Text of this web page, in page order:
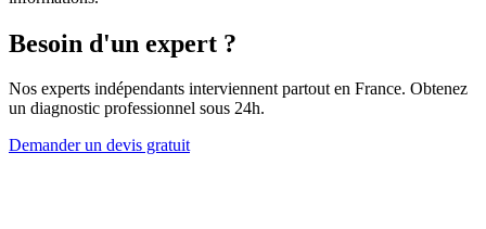
Besoin d'un expert ?
Nos experts indépendants interviennent partout en France. Obtenez
un diagnostic professionnel sous 24h.
Demander un devis gratuit